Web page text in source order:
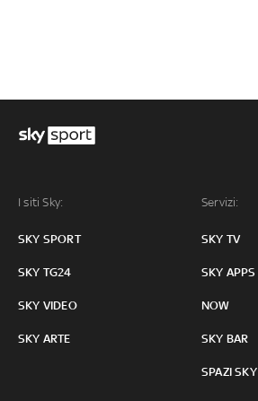
I siti Sky:
SKY SPORT
SKY TG24
SKY VIDEO
SKY ARTE
Servizi:
SKY TV
SKY APPS
NOW
SKY BAR
SPAZI SKY